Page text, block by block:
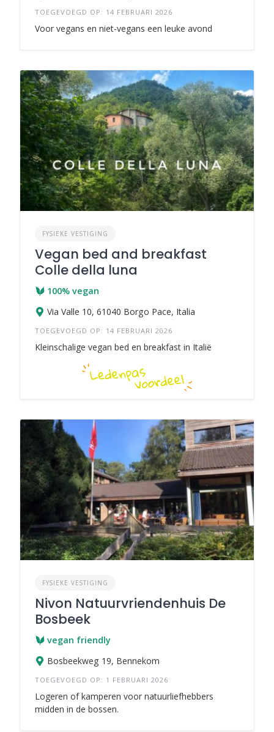
TOEGEVOEGD OP: 14 FEBRUARI 2026
Voor vegans en niet-vegans een leuke avond
FYSIEKE VESTIGING
Vegan bed and breakfast
Colle della luna
100% vegan
Via Valle 10, 61040 Borgo Pace, Italia
TOEGEVOEGD OP: 14 FEBRUARI 2026
Kleinschalige vegan bed en breakfast in Italië
FYSIEKE VESTIGING
Nivon Natuurvriendenhuis De
Bosbeek
vegan friendly
Bosbeekweg 19, Bennekom
TOEGEVOEGD OP: 1 FEBRUARI 2026
Logeren of kamperen voor natuurliefhebbers
midden in de bossen.